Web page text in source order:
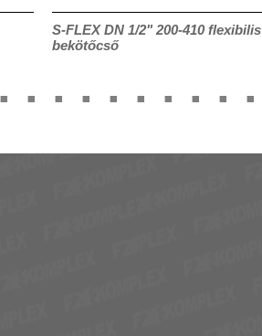
S-FLEX DN 1/2" 200-410 flexibilis
bekötőcső